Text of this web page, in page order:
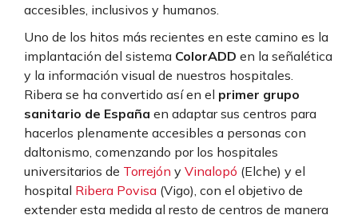
accesibles, inclusivos y humanos.
Uno de los hitos más recientes en este camino es la
implantación del sistema ColorADD en la señalética
y la información visual de nuestros hospitales.
Ribera se ha convertido así en el primer grupo
sanitario de España en adaptar sus centros para
hacerlos plenamente accesibles a personas con
daltonismo, comenzando por los hospitales
universitarios de Torrejón y Vinalopó (Elche) y el
hospital Ribera Povisa (Vigo), con el objetivo de
extender esta medida al resto de centros de manera